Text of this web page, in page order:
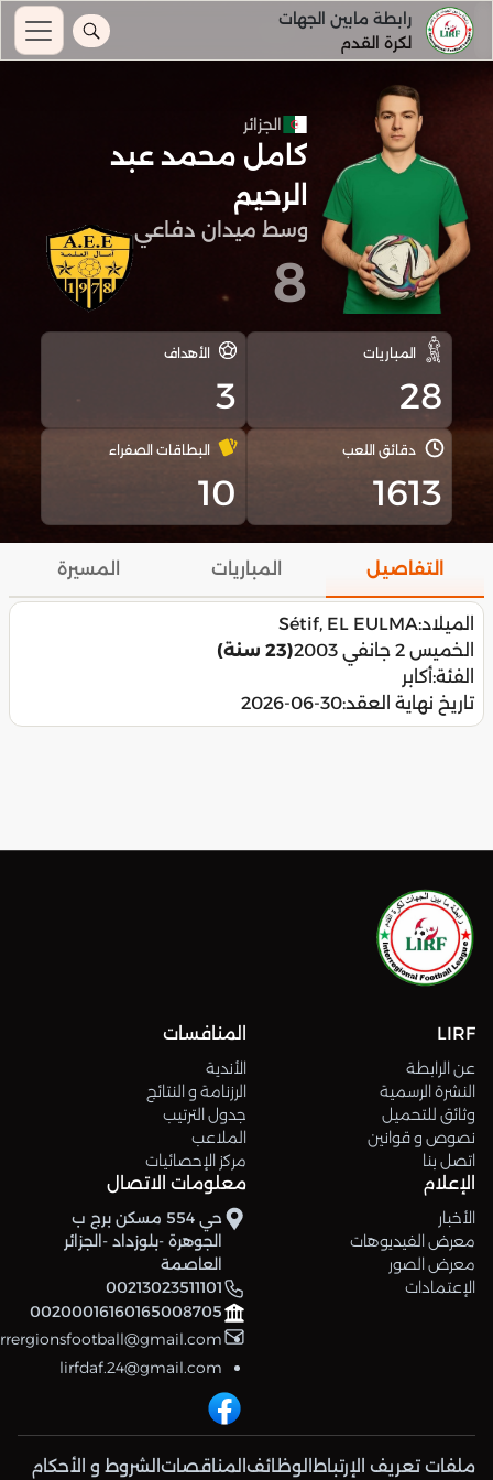
رابطة مابين الجهات
لكرة القدم
الجزائر
كامل محمد عبد
الرحيم
وسط ميدان دفاعي
8
المباريات
28
الأهداف
3
دقائق اللعب
1613
البطاقات الصفراء
10
التفاصيل المباريات المسيرة
الميلاد:Sétif, EL EULMA
الخميس 2 جانفي 2003
(23 سنة)
الفئة:أكابر
تاريخ نهاية العقد:2026-06-30
LIRF
عن الرابطة
النشرة الرسمية
وثائق للتحميل
نصوص و قوانين
اتصل بنا
المنافسات
الأندية
الرزنامة و النتائج
جدول الترتيب
الملاعب
مركز الإحصائيات
الإعلام
الأخبار
معرض الفيديوهات
معرض الصور
الإعتمادات
معلومات الاتصال
حي 554 مسكن برج ب
الجوهرة -بلوزداد -الجزائر
العاصمة
00213023511101
00200016160165008705
lirfdaf.24@gmail.com
ملفات تعريف الإرتباط الوظائف المناقصات الشروط و الأحكام